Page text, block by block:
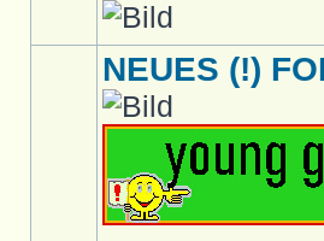
NEUES (!)